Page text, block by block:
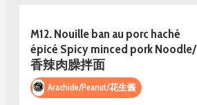
M12. Nouille ban au porc haché
épicé Spicy minced pork Noodle/
香辣肉臊拌面
Arachide/Peanut/花生酱